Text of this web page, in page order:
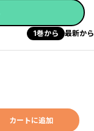
1巻から 最新から
カートに追加